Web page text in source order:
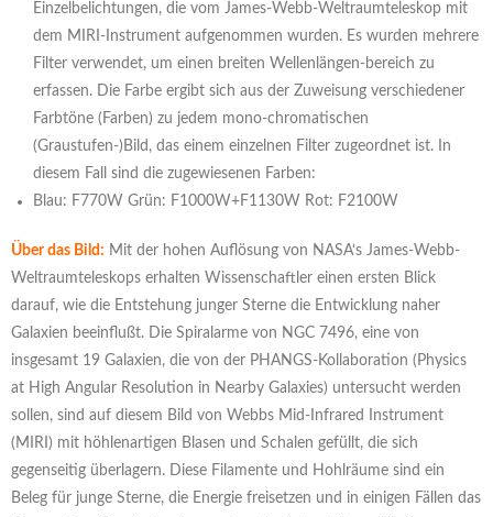
Einzelbelichtungen, die vom James-Webb-Weltraumteleskop mit
dem MIRI-Instrument aufgenommen wurden. Es wurden mehrere
Filter verwendet, um einen breiten Wellenlängen-bereich zu
erfassen. Die Farbe ergibt sich aus der Zuweisung verschiedener
Farbtöne (Farben) zu jedem mono-chromatischen
(Graustufen-)Bild, das einem einzelnen Filter zugeordnet ist. In
diesem Fall sind die zugewiesenen Farben:
Blau: F770W Grün: F1000W+F1130W Rot: F2100W
Über das Bild: Mit der hohen Auflösung von NASA‘s James-Webb-
Weltraumteleskops erhalten Wissenschaftler einen ersten Blick
darauf, wie die Entstehung junger Sterne die Entwicklung naher
Galaxien beeinflußt. Die Spiralarme von NGC 7496, eine von
insgesamt 19 Galaxien, die von der PHANGS-Kollaboration (Physics
at High Angular Resolution in Nearby Galaxies) untersucht werden
sollen, sind auf diesem Bild von Webbs Mid-Infrared Instrument
(MIRI) mit höhlenartigen Blasen und Schalen gefüllt, die sich
gegenseitig überlagern. Diese Filamente und Hohlräume sind ein
Beleg für junge Sterne, die Energie freisetzen und in einigen Fällen das